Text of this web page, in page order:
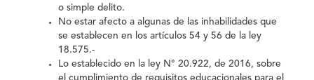
o simple delito.
No estar afecto a algunas de las inhabilidades que
se establecen en los artículos 54 y 56 de la ley
18.575.-
Lo establecido en la ley N° 20.922, de 2016, sobre